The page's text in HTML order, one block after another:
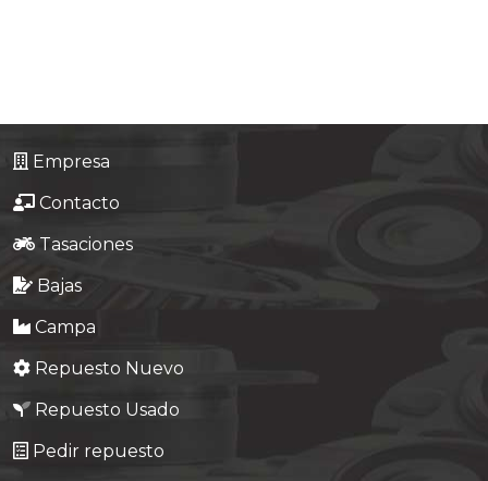
Empresa
Contacto
Tasaciones
Bajas
Campa
Repuesto Nuevo
Repuesto Usado
Pedir repuesto